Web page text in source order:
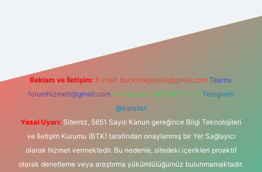
Reklam ve İletişim: E-mail: backlinkpaneli@gmail.com Teams:
forumhizmeti@gmail.com Whatsapp: 0262 606 0 726 Telegram:
@karabul
Yasal Uyarı: Sitemiz, 5651 Sayılı Kanun gereğince Bilgi Teknolojileri
ve İletişim Kurumu (BTK) tarafından onaylanmış bir Yer Sağlayıcı
olarak hizmet vermektedir. Bu nedenle, sitedeki içerikleri proaktif
olarak denetleme veya araştırma yükümlülüğümüz bulunmamaktadır.